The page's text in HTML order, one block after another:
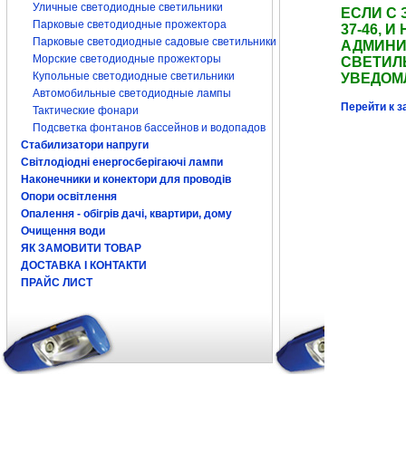
Уличные светодиодные светильники
Парковые светодиодные прожектора
Парковые светодиодные садовые светильники
Морские светодиодные прожекторы
Купольные светодиодные светильники
Автомобильные светодиодные лампы
Тактические фонари
Подсветка фонтанов бассейнов и водопадов
Стабилизатори напруги
Світлодіодні енергосберігаючі лампи
Наконечники и конектори для проводів
Опори освітлення
Опалення - обігрів дачі, квартири, дому
Очищення води
ЯК ЗАМОВИТИ ТОВАР
ДОСТАВКА І КОНТАКТИ
ПРАЙС ЛИСТ
ЕСЛИ С
37-46,
Перейти к